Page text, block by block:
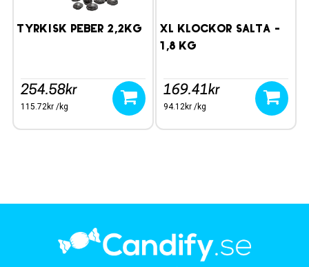
Tyrkisk Peber 2,2kg
254.58kr
115.72kr /kg
XL KLOCKOR SALTA -
1,8 kg
169.41kr
94.12kr /kg